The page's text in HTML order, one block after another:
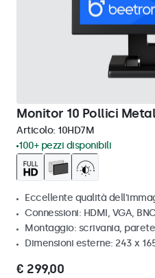
Monitor 10 Pollici
Articolo: 10HD7M
100+ pezzi disponibili
Eccellente qualità
Connessioni: HDMI, VGA,
Montaggio: scrivania,
Dimensioni esterne: 243 x
€ 299,00